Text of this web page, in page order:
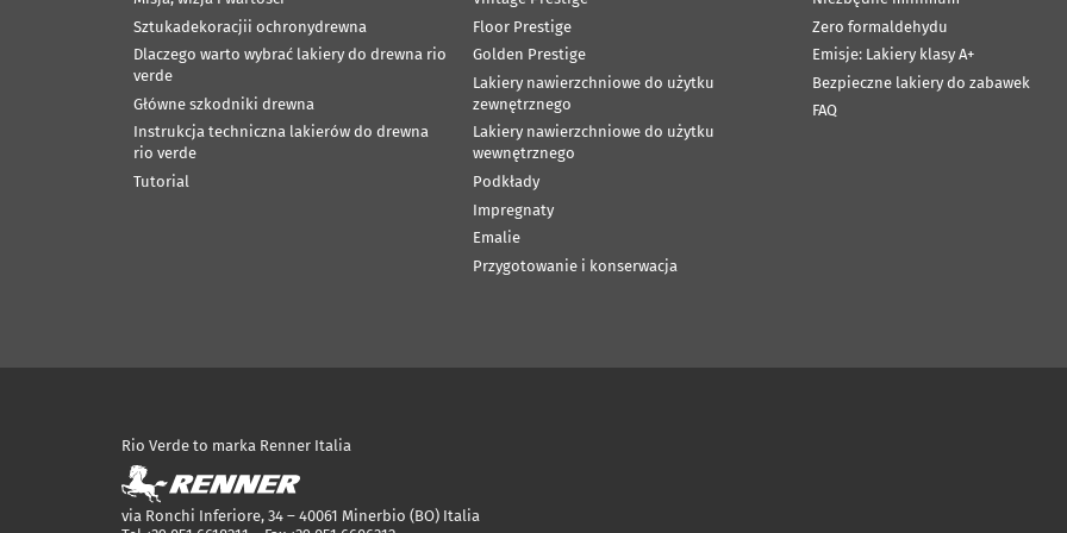
Sztukadekoracjii ochronydrewna
Dlaczego warto wybrać lakiery do drewna rio
verde
Główne szkodniki drewna
Instrukcja techniczna lakierów do drewna
rio verde
Tutorial
Floor Prestige
Golden Prestige
Lakiery nawierzchniowe do użytku
zewnętrznego
Lakiery nawierzchniowe do użytku
wewnętrznego
Podkłady
Impregnaty
Emalie
Przygotowanie i konserwacja
Zero formaldehydu
Emisje: Lakiery klasy A+
Bezpieczne lakiery do zabawek
FAQ
Rio Verde to marka Renner Italia
via Ronchi Inferiore, 34 – 40061 Minerbio (BO) Italia